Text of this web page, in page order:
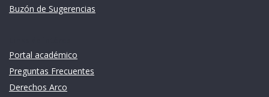
Buzón de Sugerencias
Portal académico
Preguntas Frecuentes
Derechos Arco